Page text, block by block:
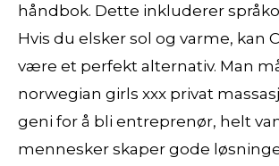
håndbok. Dette inkluderer
Hvis du elsker sol og varme, kan
være et perfekt alternativ. Man
norwegian girls xxx privat
geni for å bli entreprenør, helt
mennesker skaper gode